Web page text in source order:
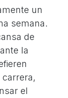
un
semana.
de
la
el